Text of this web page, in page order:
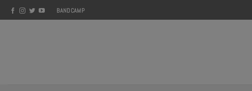
Skip
to
BANDCAMP